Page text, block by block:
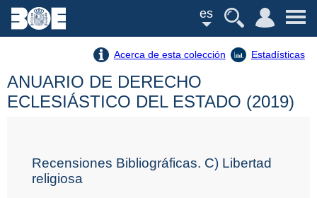
es
Acerca de esta colección Estadísticas
ANUARIO DE DERECHO
ECLESIÁSTICO DEL ESTADO (2019)
Recensiones Bibliográficas. C) Libertad
religiosa